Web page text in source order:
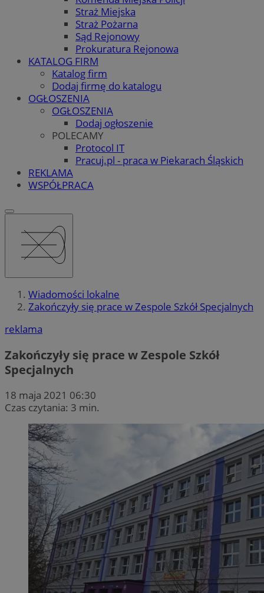
Straż Miejska
Straż Pożarna
Sąd Rejonowy
Prokuratura Rejonowa
KATALOG FIRM
Katalog firm
Dodaj firmę do katalogu
OGŁOSZENIA
OGŁOSZENIA
Dodaj ogłoszenie
POLECAMY
Protocol IT
Pracuj.pl - praca w Piekarach Śląskich
REKLAMA
WSPÓŁPRACA
Wiadomości lokalne
Zakończyły się prace w Zespole Szkół Specjalnych
reklama
Zakończyły się prace w Zespole Szkół
Specjalnych
18 maja 2021 06:30
Czas czytania: 3 min.